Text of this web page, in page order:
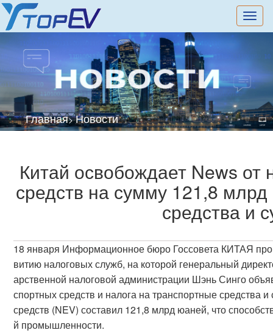
切
换
Главная>Новости
Китай освобождает News от
средств на сумму 121,8
средства и
18 января Информационное бюро Госсовета КИТАЯ
витию налоговых служб, на которой генеральный
арственной налоговой администрации Шэнь Синго
спортных средств и налога на транспортные средства
средств (NEV) составил 121,8 млрд юаней, что
й промышленности.